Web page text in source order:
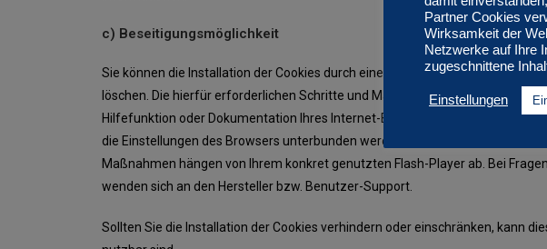
c) Beseitigungsmöglichkeit
Sie können die Installation der Cookies durch eine Einstellung Ihres
löschen. Die hierfür erforderlichen Schritte und Maßnahmen hängen jedoch
Hilfefunktion oder Dokumentation Ihres Internet-Browsers oder wenden sich
die Einstellungen des Browsers unterbunden werden. Stattdessen müssen
Maßnahmen hängen von Ihrem konkret genutzten Flash-Player ab. Bei
wenden sich an den Hersteller bzw. Benutzer-Support.
Sollten Sie die Installation der Cookies verhindern oder einschränken, kann
Partner Cookies
Wirksamkeit der
Netzwerke auf Ihre
zugeschnittene
Einstellungen